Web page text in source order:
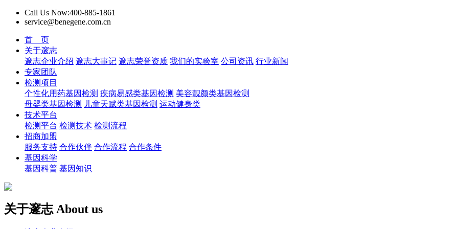
Call Us Now:400-885-1861
service@benegene.com.cn
首 页
关于邃志
邃志企业介绍 邃志大事记 邃志荣誉资质 我们的实验室 公司资讯 行业新闻
专家团队
检测项目
个性化用药基因检测 疾病易感类基因检测 美容靓颜类基因检测
母婴类基因检测
儿童天赋类基因检测 运动健身类
技术平台
检测平台 检测技术 检测流程
招商加盟
服务支持 合作伙伴 合作流程 合作条件
基因科学
基因科普 基因知识
关于邃志 About us